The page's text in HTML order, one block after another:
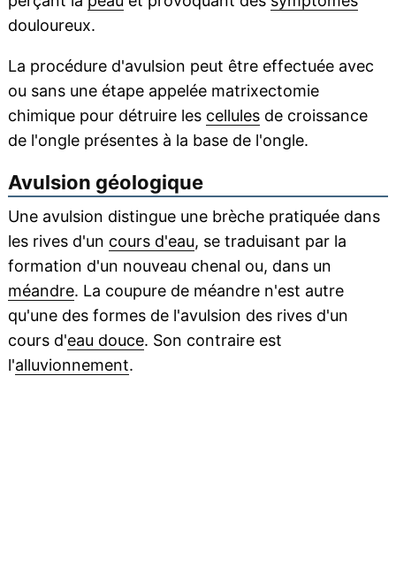
douloureux.
La procédure d'avulsion peut être effectuée avec
ou sans une étape appelée matrixectomie
chimique pour détruire les cellulesde croissance
de l'ongle présentes à la base de l'ongle.
Avulsion géologique
Une avulsion distingue une brèche pratiquée dans
les rives d'un cours d'eau, se traduisant par la
formation d'un nouveau chenal ou, dans un
méandre. La coupure de méandre n'est autre
qu'une des formes de l'avulsion des rives d'un
cours d'eau douce. Son contraire est
l'alluvionnement.